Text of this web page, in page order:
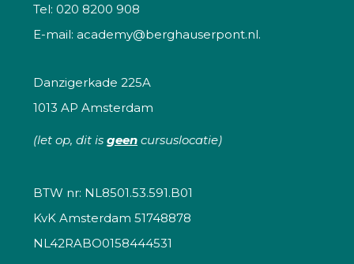
Tel: 020 8200 908
E-mail: academy@berghauserpont.nl.
Danzigerkade 225A
1013 AP Amsterdam
(let op, dit is geen cursuslocatie)
BTW nr: NL8501.53.591.B01
KvK Amsterdam 51748878
NL42RABO0158444531